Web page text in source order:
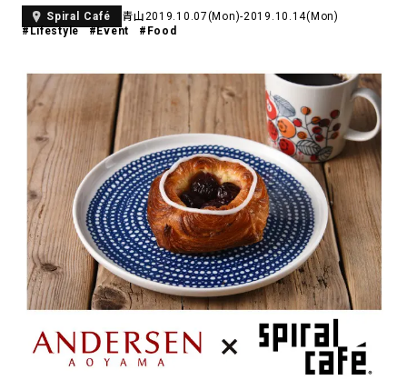
アトレ吉祥寺
KITTE丸の内
⼆⼦⽟川 Dogwood Plaza
横浜赤レンガ倉庫
ルクア⼤阪
Nail Salon4
Spiral Nail Salon 青山
Spiral Nail Salon NEWoMan
⾼輪
Café3
Spiral Café 青山
Spiral Garden 福岡ワンビル
CAFE AALTO 新丸ビル
とした公募展形式のアートフェスティ
Spiral Schole
スパイラルが推進するエデュケーシ
ョンプログラム
Spiral Print Collection
スパイラルが提案するオリジナルプ
リント作品
Spiral Annual Report プレスリリース
採用情報 お問い合わせ
Spiral Café 青山 2019.10.07(Mon)-2019.10.14(Mon)
#Lifestyle
#Event #Food